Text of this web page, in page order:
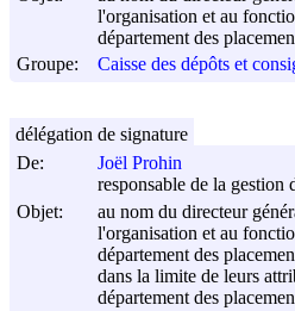
l'organisation et au
département des
Groupe:
Caisse des dépôts et
De:
Joël Prohin
responsable de la gestion
Objet:
au nom du directeur
l'organisation et au
département des
dans la limite de leurs
département des
délégation de signature